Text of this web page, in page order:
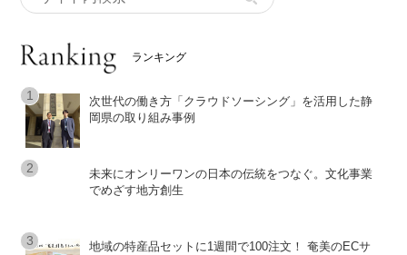
ランキング
次世代の働き方「クラウドソーシング」を活用した静
岡県の取り組み事例
未来にオンリーワンの日本の伝統をつなぐ。文化事業
でめざす地方創生
地域の特産品セットに1週間で100注文！ 奄美のECサ